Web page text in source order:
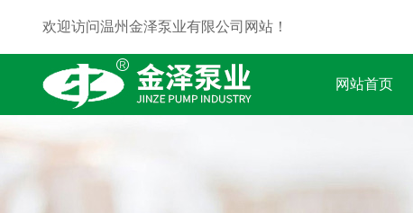
欢迎访问温州金泽泵业有限公司网站！
网站首页